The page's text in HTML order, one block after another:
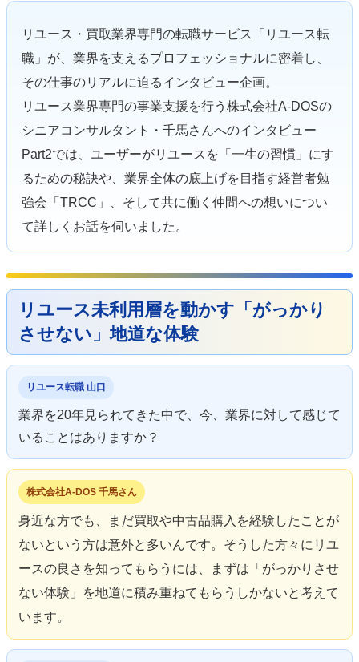
リユース・買取業界専門の転職サービス「リユース転
職」が、業界を支えるプロフェッショナルに密着し、
その仕事のリアルに迫るインタビュー企画。
リユース業界専門の事業支援を行う株式会社A-DOSの
シニアコンサルタント・千馬さんへのインタビュー
Part2では、ユーザーがリユースを「一生の習慣」にす
るための秘訣や、業界全体の底上げを目指す経営者勉
強会「TRCC」、そして共に働く仲間への想いについ
て詳しくお話を伺いました。
リユース未利用層を動かす「がっかり
させない」地道な体験
リユース転職 山口
業界を20年見られてきた中で、今、業界に対して感じて
いることはありますか？
株式会社A-DOS 千馬さん
身近な方でも、まだ買取や中古品購入を経験したことが
ないという方は意外と多いんです。そうした方々にリユ
ースの良さを知ってもらうには、まずは「がっかりさせ
ない体験」を地道に積み重ねてもらうしかないと考えて
います。